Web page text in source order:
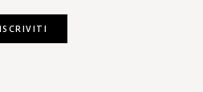
ISCRIVITI